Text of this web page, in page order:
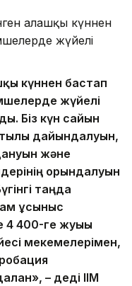
алғашқы күннен
жүйелі
күннен бастап
жүйелі
Біз күн сайын
дайындалуын,
және
орындалуын
таңда
ұсыныс
400-ге жуығы
мекемелерімен,
– деді ІІМ